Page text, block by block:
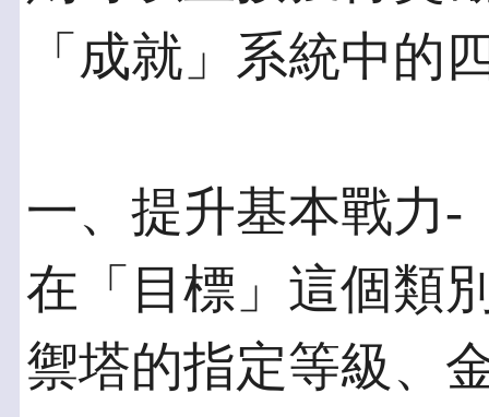
「成就」系統中的
一、提升基本戰力-
在「目標」這個類
禦塔的指定等級、